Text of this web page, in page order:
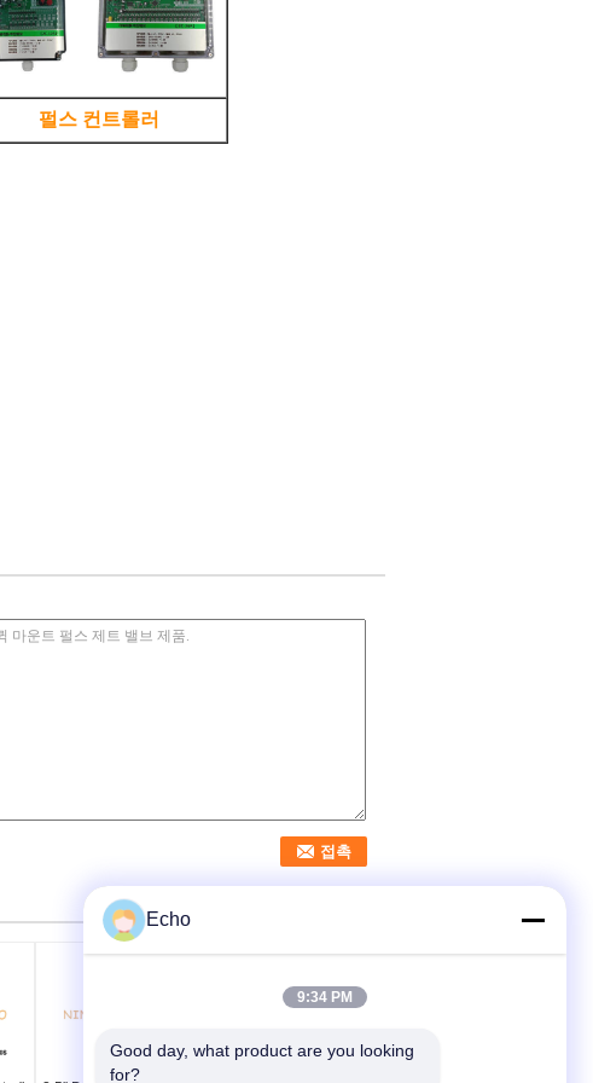
펄스 컨트롤러
Echo
9:34 PM
Good day, what product are you looking
for?